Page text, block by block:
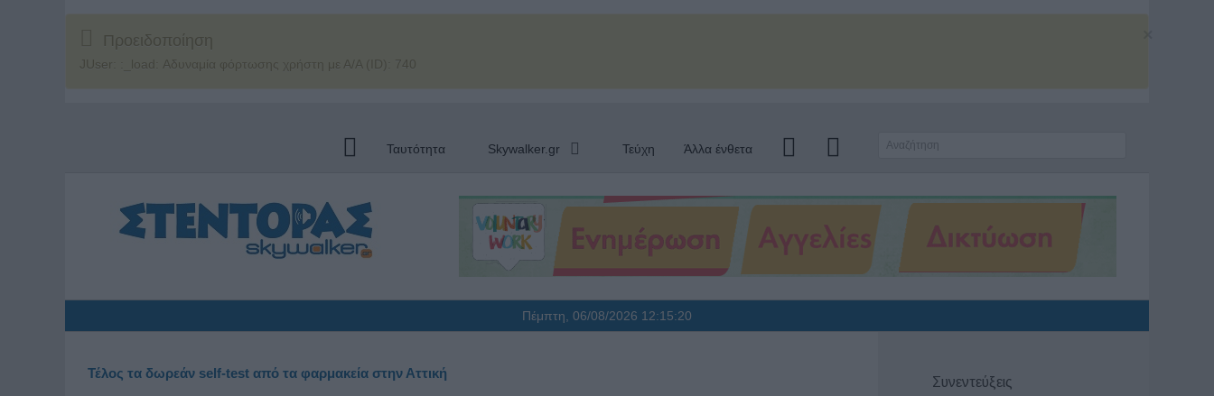
Προειδοποίηση
JUser: :_load: Αδυναμία φόρτωσης χρήστη με Α/Α (ID): 740
Ταυτότητα Skywalker.gr Τεύχη Άλλα ένθετα
Πέμπτη, 06/08/2026 12:15:20
Τέλος τα δωρεάν self-test από τα φαρμακεία στην Αττική
Συνεντεύξεις